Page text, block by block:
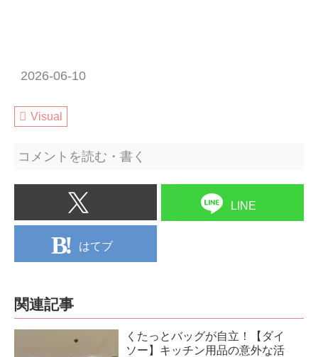
2026-06-10
Visual
コメントを読む・書く
LINE
はてブ
関連記事
くたっとバッグが自立！【ダイ
ソー】キッチン用品の意外な活